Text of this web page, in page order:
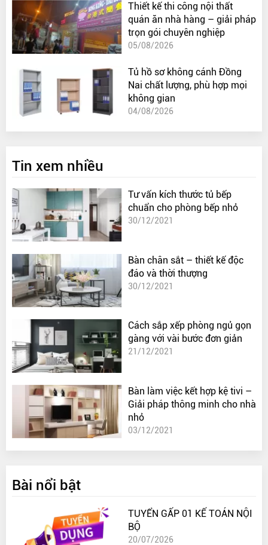
Thiết kế thi công nội thất
quán ăn nhà hàng – giải pháp
trọn gói chuyên nghiệp
05/08/2026
Tủ hồ sơ không cánh Đồng
Nai chất lượng, phù hợp mọi
không gian
04/08/2026
Tin xem nhiều
Tư vấn kích thước tủ bếp
chuẩn cho phòng bếp nhỏ
30/12/2021
Bàn chân sắt – thiết kế độc
đáo và thời thượng
30/12/2021
Cách sắp xếp phòng ngủ gọn
gàng với vài bước đơn giản
21/12/2021
Bàn làm việc kết hợp kệ tivi –
Giải pháp thông minh cho nhà
nhỏ
03/12/2021
Bài nổi bật
TUYỂN GẤP 01 KẾ TOÁN NỘI
BỘ
20/07/2026